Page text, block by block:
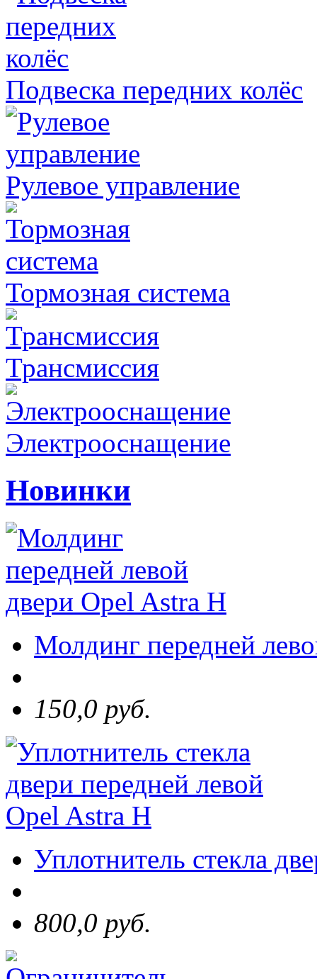
Подвеска передних колёс
Рулевое управление
Тормозная система
Трансмиссия
Электрооснащение
Новинки
Молдинг передней
150,0 руб.
Уплотнитель стекла
800,0 руб.